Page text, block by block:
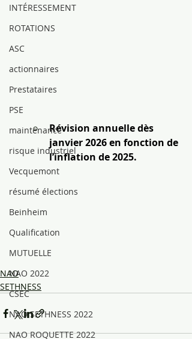
INTÉRESSEMENT
ROTATIONS
ASC
actionnaires
Prestataires
PSE
maintenance
risque industriel
Vecquemont
résumé élections
Beinheim
Qualification
MUTUELLE
NAO 2022
CSEC
NAO SETHNESS 2022
NAO ROQUETTE 2022
Révision annuelle dès
janvier 2026 en fonction de
l’inflation de 2025.
NAO
SETHNESS